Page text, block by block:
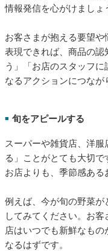
情報発信を心がけましょ
お客さまが抱える要望
表現できれば、商品の認
う」「お店のスタッフ
なるアクションにつなが
■ 旬をアピールする
スーパーや雑貨店、洋服
る」ことがとても大切
お店よりも、季節感ある
例えば、今が旬の野菜
してみてください。お
店はいつでも新鮮なも
なるはずです。